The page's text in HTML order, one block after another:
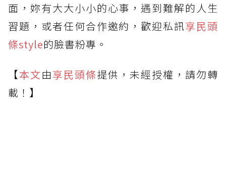
面，妳有大大小小的心事，遇到難解的人生
習題，或者任何合作邀約，歡迎私訊享民頭
條style的臉書粉專。
【本文由享民頭條提供，未經授權，請勿轉
載！】